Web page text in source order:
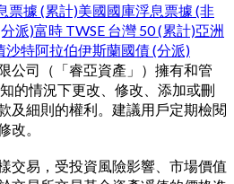
票據 (累計)美國國庫浮息票據 (非
派)富時 TWSE 台灣 50 (累計)亞洲
沙特阿拉伯伊斯蘭國債 (分派)
公司（「睿亞資產」）擁有和管
的情況下更改、修改、添加或刪
及細則的權利。建議用戶定期檢閱
改。
交易，受投資風險影響、市場價值